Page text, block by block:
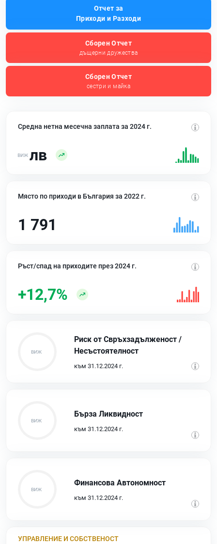
Отчет за
Приходи и Разходи
Сборен Отчет
дъщерни дружества
Сборен Отчет
сестри и майка
Средна нетна месечна заплата за 2024 г.
лв
Място по приходи в България за 2022 г.
1 791
Ръст/спад на приходите през 2024 г.
+12,7%
Риск от Свръхзадълженост /
Несъстоятелност
към 31.12.2024 г.
Бърза Ликвидност
към 31.12.2024 г.
Финансова Автономност
към 31.12.2024 г.
УПРАВЛЕНИЕ И СОБСТВЕНОСТ